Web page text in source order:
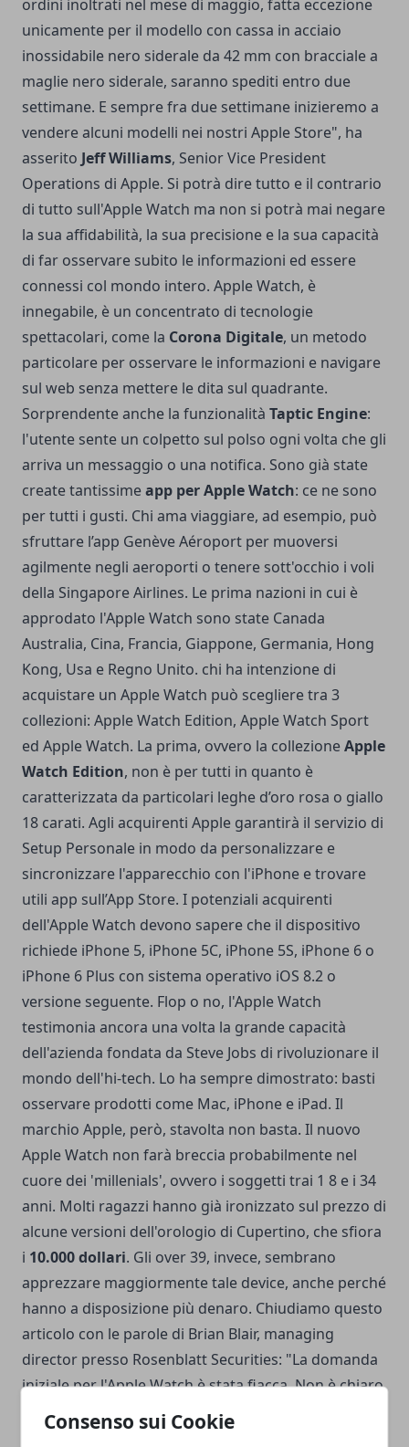
Consenso sui Cookie
ordini inoltrati nel mese di maggio, fatta eccezione
unicamente per il modello con cassa in acciaio
inossidabile nero siderale da 42 mm con bracciale a
maglie nero siderale, saranno spediti entro due
settimane. E sempre fra due settimane inizieremo a
vendere alcuni modelli nei nostri Apple Store", ha
asserito Jeff Williams, Senior Vice President
Operations di Apple. Si potrà dire tutto e il contrario
di tutto sull'Apple Watch ma non si potrà mai negare
la sua affidabilità, la sua precisione e la sua capacità
di far osservare subito le informazioni ed essere
connessi col mondo intero. Apple Watch, è
innegabile, è un concentrato di tecnologie
spettacolari, come la Corona Digitale, un metodo
particolare per osservare le informazioni e navigare
sul web senza mettere le dita sul quadrante.
Sorprendente anche la funzionalità Taptic Engine:
l'utente sente un colpetto sul polso ogni volta che gli
arriva un messaggio o una notifica. Sono già state
create tantissimeapp per Apple Watch: ce ne sono
per tutti i gusti. Chi ama viaggiare, ad esempio, può
sfruttare l’app Genève Aéroport per muoversi
agilmente negli aeroporti o tenere sott'occhio i voli
della Singapore Airlines. Le prima nazioni in cui è
approdato l'Apple Watch sono state Canada
Australia, Cina, Francia, Giappone, Germania, Hong
Kong, Usa e Regno Unito. chi ha intenzione di
acquistare un Apple Watch può scegliere tra 3
collezioni: Apple Watch Edition, Apple Watch Sport
ed Apple Watch. La prima, ovvero la collezioneApple
Watch Edition, non è per tutti in quanto è
caratterizzata da particolari leghe d’oro rosa o giallo
18 carati. Agli acquirenti Apple garantirà il servizio di
Setup Personale in modo da personalizzare e
sincronizzare l'apparecchio con l'iPhone e trovare
utili app sull’App Store. I potenziali acquirenti
dell'Apple Watch devono sapere che il dispositivo
richiede iPhone 5, iPhone 5C, iPhone 5S, iPhone 6 o
iPhone 6 Plus con sistema operativo iOS 8.2 o
versione seguente. Flop o no, l'Apple Watch
testimonia ancora una volta la grande capacità
dell'azienda fondata da Steve Jobs di rivoluzionare il
mondo dell'hi-tech. Lo ha sempre dimostrato: basti
osservare prodotti come Mac, iPhone e iPad. Il
marchio Apple, però, stavolta non basta. Il nuovo
Apple Watch non farà breccia probabilmente nel
cuore dei 'millenials', ovvero i soggetti trai 1 8 e i 34
anni. Molti ragazzi hanno già ironizzato sul prezzo di
alcune versioni dell'orologio di Cupertino, che sfiora
i 10.000 dollari. Gli over 39, invece, sembrano
apprezzare maggiormente tale device, anche perché
hanno a disposizione più denaro. Chiudiamo questo
articolo con le parole di Brian Blair, managing
director presso Rosenblatt Securities: "La domanda
iniziale per l'Apple Watch è stata fiacca. Non è chiaro
quale sia l'app di punta. È bello ricevere le notifiche,